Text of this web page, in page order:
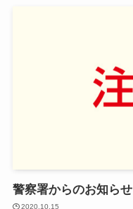
警察署からのお知らせ
2020.10.15